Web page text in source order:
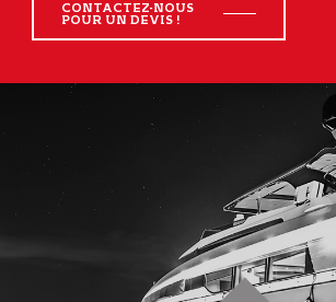
CONTACTEZ-NOUS
POUR UN DEVIS !